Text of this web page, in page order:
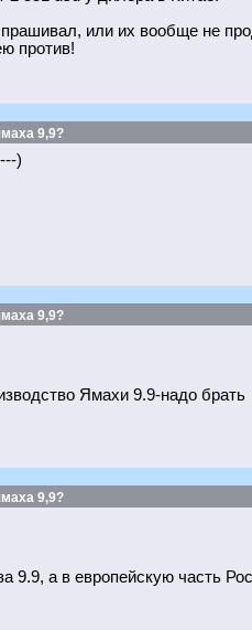
или их вообще не
против!
9,9?
)
9,9?
Ямахи 9.9-надо брать
9,9?
9.9, а в европейскую часть